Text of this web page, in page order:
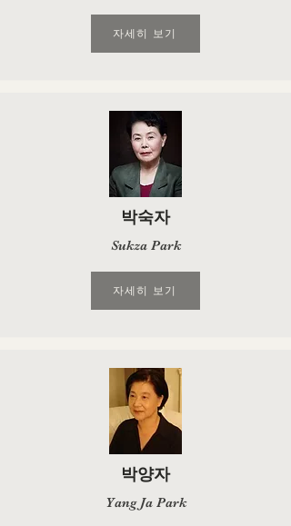
자세히 보기
박숙자
Sukza Park
자세히 보기
박양자
Yang Ja Park